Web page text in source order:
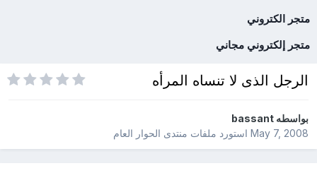
متجر الكتروني
متجر إلكتروني مجاني
الرجل الذى لا تنساه المرأه
بواسطهbassant
May 7, 2008استورد ملفات منتدى الحوار العام